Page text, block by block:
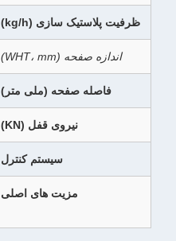
ظرفیت پلاستیک سازی (kg/h)
اندازه صفحه (WHT، mm)
فاصله صفحه (ملی متر)
نیروی قفل (KN)
سیستم کنترل
مزیت های اصلی